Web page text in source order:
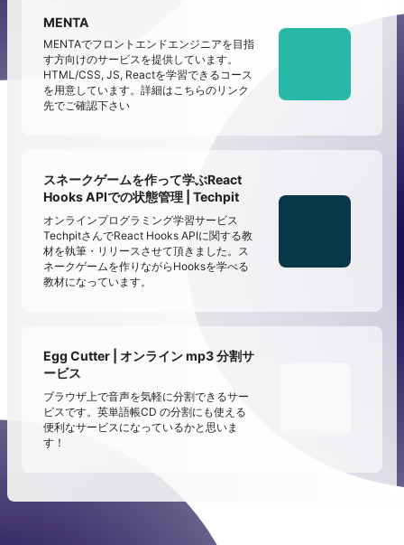
MENTA
MENTAでフロントエンドエンジニアを目指
す方向けのサービスを提供しています。
HTML/CSS, JS, Reactを学習できるコース
を用意しています。詳細はこちらのリンク
先でご確認下さい
スネークゲームを作って学ぶReact
Hooks APIでの状態管理 | Techpit
オンラインプログラミング学習サービス
TechpitさんでReact Hooks APIに関する教
材を執筆・リリースさせて頂きました。ス
ネークゲームを作りながらHooksを学べる
教材になっています。
Egg Cutter | オンライン mp3 分割サ
ービス
ブラウザ上で音声を気軽に分割できるサー
ビスです。英単語帳CD の分割にも使える
便利なサービスになっているかと思いま
す！